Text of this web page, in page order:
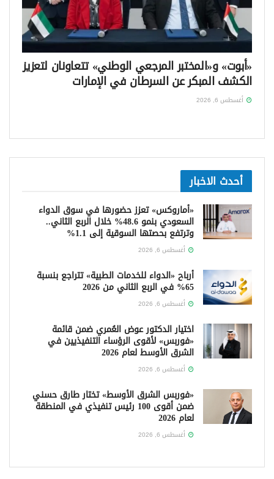
«أبوت» و«المختبر المرجعي الوطني» تتعاونان لتعزيز
الكشف المبكر عن السرطان في الإمارات
أغسطس 6, 2026
أحدث الاخبار
«أماروكس» تعزز حضورها في سوق الدواء
السعودي بنمو 48.6% خلال الربع الثاني..
وترتفع بحصتها السوقية إلى 1.1%
أغسطس 6, 2026
أرباح «الدواء للخدمات الطبية» تتراجع بنسبة
65% في الربع الثاني من 2026
أغسطس 6, 2026
اختيار الدكتور عوض العُمري ضمن قائمة
«فوربس» لأقوى الرؤساء التنفيذيين في
الشرق الأوسط لعام 2026
أغسطس 6, 2026
«فوربس الشرق الأوسط» تختار طارق حسني
ضمن أقوى 100 رئيس تنفيذي في المنطقة
لعام 2026
أغسطس 6, 2026